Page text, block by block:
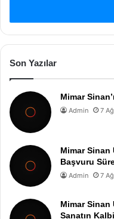
Son Yazılar
Mimar
Admin 7
Mimar Sinan
Başvuru
Admin 7
Mimar
Sanatın Kalbi